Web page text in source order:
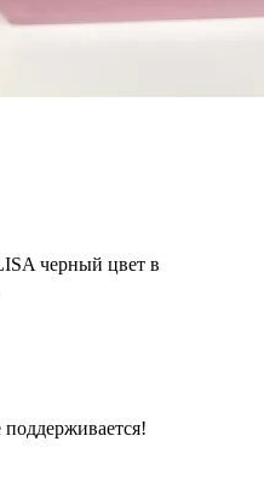
черный цвет в